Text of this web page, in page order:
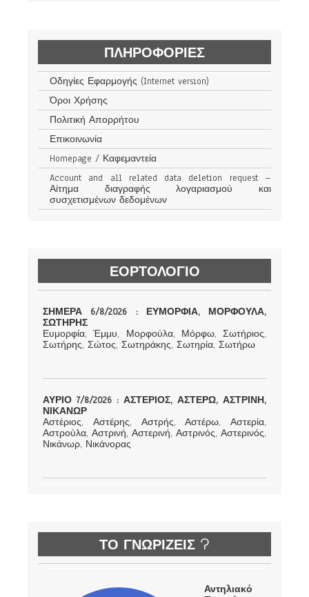
ΠΛΗΡΟΦΟΡΊΕΣ
Οδηγίες Εφαρμογής (Internet version)
Όροι Χρήσης
Πολιτική Απορρήτου
Επικοινωνία
Homepage / Καφεμαντεία
Account and all related data deletion request –
Αίτημα διαγραφής λογαριασμού και
συσχετισμένων δεδομένων
ΕΟΡΤΟΛΟΓΙΟ
ΣΗΜΕΡΑ 6/8/2026 : ΕΥΜΟΡΦΙΑ, ΜΟΡΦΟΥΛΑ,
ΣΩΤΗΡΗΣ
Ευμορφία, Έμμυ, Μορφούλα, Μόρφω, Σωτήριος,
Σωτήρης, Σώτος, Σωτηράκης, Σωτηρία, Σωτήρω
ΑΥΡΙΟ 7/8/2026 : ΑΣΤΕΡΙΟΣ, ΑΣΤΕΡΩ, ΑΣΤΡΙΝΗ,
ΝΙΚΑΝΩΡ
Αστέριος, Αστέρης, Αστρής, Αστέρω, Αστερία,
Αστρούλα, Αστρινή, Αστερινή, Αστρινός, Αστερινός,
Νικάνωρ, Νικάνορας
ΤΟ ΓΝΩΡΙΖΕΙΣ ?
Αντηλιακό